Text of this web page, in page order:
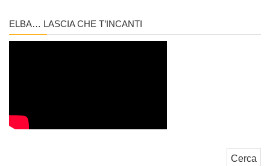
ELBA… LASCIA CHE T’INCANTI